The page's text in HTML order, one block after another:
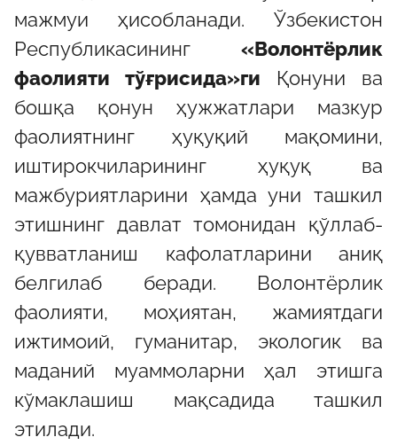
мажмуи ҳисобланади. Ўзбекистон
Республикасининг «Волонтёрлик
фаолияти тўғрисида»ги Қонуни ва
бошқа қонун ҳужжатлари мазкур
фаолиятнинг ҳуқуқий мақомини,
иштирокчиларининг ҳуқуқ ва
мажбуриятларини ҳамда уни ташкил
этишнинг давлат томонидан қўллаб-
қувватланиш кафолатларини аниқ
белгилаб беради. Волонтёрлик
фаолияти, моҳиятан, жамиятдаги
ижтимоий, гуманитар, экологик ва
маданий муаммоларни ҳал этишга
кўмаклашиш мақсадида ташкил
этилади.